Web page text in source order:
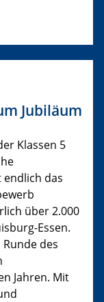
Jubiläum
Klassen 5
endlich das
über 2.000
Essen.
des
Jahren. Mit